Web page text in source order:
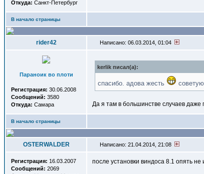
Откуда: Санкт-Петербург
В начало страницы
rider42 Написано: 06.03.2014, 01:04
Параноик во плоти
Регистрация: 30.06.2008
Сообщений: 3580
Откуда: Самара
kerlik писал(a):
спасибо. адова жесть
Да я там в большинстве случаев даже
В начало страницы
OSTERWALDER Написано: 21.04.2014, 21:08
Регистрация: 16.03.2007
Сообщений: 2069
после установки виндоса 8.1 опять